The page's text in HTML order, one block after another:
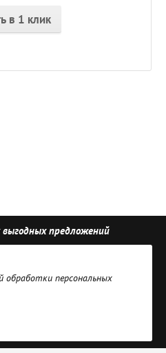
в 1 клик
предложений
обработки персональных